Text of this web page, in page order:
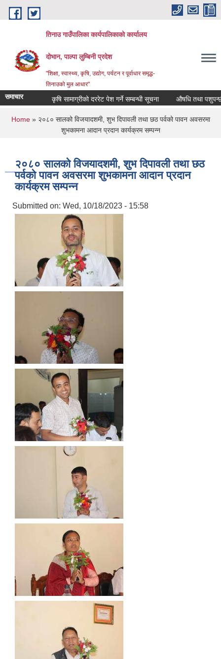
Skip to main content
तिनाउ गाउँपालिका कार्यपालिकाकाे कार्यालय
दोभान, पाल्पा लुम्बिनी प्रदेश
"शिक्षा, स्वास्थ्य, कृषि, उद्योग, पर्यटन र पूर्वाधार समृद्ध-
तिनाउको मुल आधार"
समाचार कृषि सामाग्रीको दररेट पेश गर्ने सम्बन्धी सूचना औषधि तथा
You are here
Home» २०८० सालको विजयादशमी, शुभ दिपावली तथा छठ पर्वको पावन अवसरमा
शुभकामना आदान प्रदान कार्यक्रम सम्पन्न
२०८० सालको विजयादशमी, शुभ दिपावली तथा छठ
पर्वको पावन अवसरमा शुभकामना आदान प्रदान
कार्यक्रम सम्पन्न
Submitted on: Wed, 10/18/2023 - 15:58